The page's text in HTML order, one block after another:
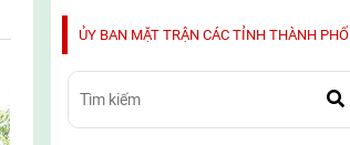
ỦY BAN MẶT TRẬN CÁC TỈNH THÀNH PHỐ